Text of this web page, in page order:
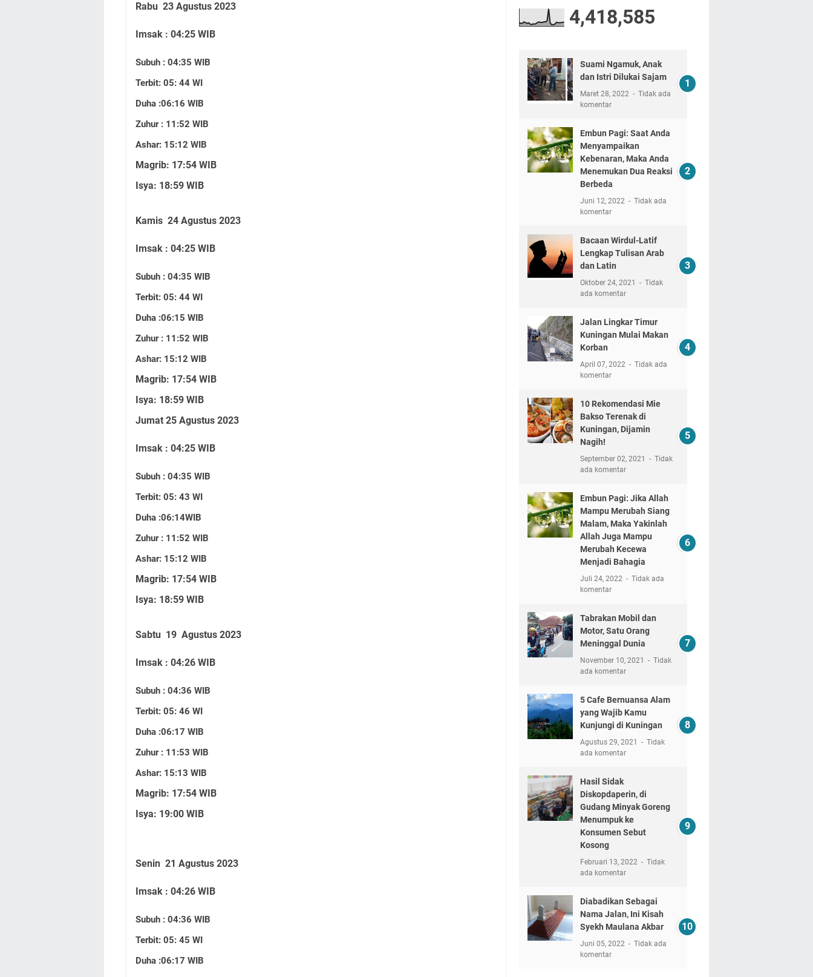
Rabu 23 Agustus 2023
Imsak : 04:25 WIB
Subuh : 04:35 WIB
Terbit: 05: 44 WI
Duha :06:16 WIB
Zuhur : 11:52 WIB
Ashar: 15:12 WIB
Magrib: 17:54 WIB
Isya: 18:59 WIB
Kamis 24 Agustus 2023
Imsak : 04:25 WIB
Subuh : 04:35 WIB
Terbit: 05: 44 WI
Duha :06:15 WIB
Zuhur : 11:52 WIB
Ashar: 15:12 WIB
Magrib: 17:54 WIB
Isya: 18:59 WIB
Jumat 25 Agustus 2023
Imsak : 04:25 WIB
Subuh : 04:35 WIB
Terbit: 05: 43 WI
Duha :06:14WIB
Zuhur : 11:52 WIB
Ashar: 15:12 WIB
Magrib: 17:54 WIB
Isya: 18:59 WIB
Sabtu 19 Agustus 2023
Imsak : 04:26 WIB
Subuh : 04:36 WIB
Terbit: 05: 46 WI
Duha :06:17 WIB
Zuhur : 11:53 WIB
Ashar: 15:13 WIB
Magrib: 17:54 WIB
Isya: 19:00 WIB
Senin 21 Agustus 2023
Imsak : 04:26 WIB
Subuh : 04:36 WIB
Terbit: 05: 45 WI
Duha :06:17 WIB
4,418,585
Suami Ngamuk, Anak
dan Istri Dilukai Sajam
Maret 28, 2022
Tidak ada
komentar
Embun Pagi: Saat Anda
Menyampaikan
Kebenaran, Maka Anda
Menemukan Dua Reaksi
Berbeda
Juni 12, 2022
Tidak ada
komentar
Bacaan Wirdul-Latif
Lengkap Tulisan Arab
dan Latin
Oktober 24, 2021
Tidak
ada komentar
Jalan Lingkar Timur
Kuningan Mulai Makan
Korban
April 07, 2022
Tidak ada
komentar
10 Rekomendasi Mie
Bakso Terenak di
Kuningan, Dijamin
Nagih!
September 02, 2021
Tidak
ada komentar
Embun Pagi: Jika Allah
Mampu Merubah Siang
Malam, Maka Yakinlah
Allah Juga Mampu
Merubah Kecewa
Menjadi Bahagia
Juli 24, 2022
Tidak ada
komentar
Tabrakan Mobil dan
Motor, Satu Orang
Meninggal Dunia
November 10, 2021
Tidak
ada komentar
5 Cafe Bernuansa Alam
yang Wajib Kamu
Kunjungi di Kuningan
Agustus 29, 2021
Tidak
ada komentar
Hasil Sidak
Diskopdaperin, di
Gudang Minyak Goreng
Menumpuk ke
Konsumen Sebut
Kosong
Februari 13, 2022
Tidak
ada komentar
Diabadikan Sebagai
Nama Jalan, Ini Kisah
Syekh Maulana Akbar
Juni 05, 2022
Tidak ada
komentar